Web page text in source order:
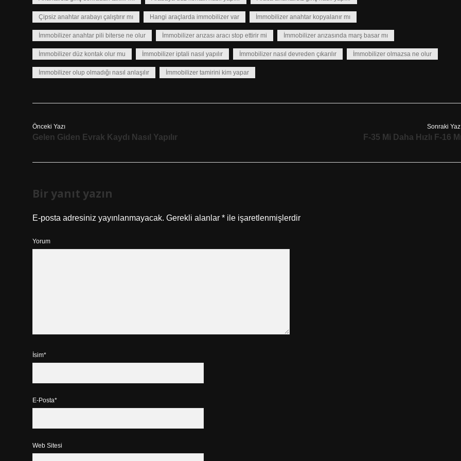
Çipsiz anahtar arabayı çalıştırır mı Hangi araçlarda immobilizer var İmmobilizer anahtar kopyalanır mı
İmmobilizer anahtar pili biterse ne olur İmmobilizer arızası aracı stop ettirir mi İmmobilizer arızasında marş basar mı
İmmobilizer düz kontak olur mu İmmobilizer iptali nasıl yapılır İmmobilizer nasıl devreden çıkarılır İmmobilizer olmazsa ne olur
İmmobilizer olup olmadığı nasıl anlaşılır İmmobilizer tamirini kim yapar
Önceki Yazı
Gelen Giden Evrak Kaydı Nasıl Yapılır
Sonraki
F-35 Mi Daha Hızlı F-16
Bir yanıt yazın
E-posta adresiniz yayınlanmayacak. Gerekli alanlar * ile işaretlenmişlerdir
Yorum
İsim*
E-Posta*
Web Sitesi